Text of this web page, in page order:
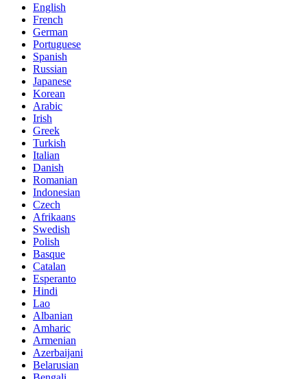
English
French
German
Portuguese
Spanish
Russian
Japanese
Korean
Arabic
Irish
Greek
Turkish
Italian
Danish
Romanian
Indonesian
Czech
Afrikaans
Swedish
Polish
Basque
Catalan
Esperanto
Hindi
Lao
Albanian
Amharic
Armenian
Azerbaijani
Belarusian